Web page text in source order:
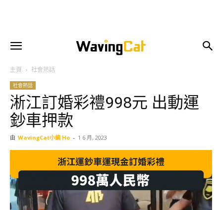
主頁 社會熱話
社會熱話
淅江訂婚彩禮998元 出動運
鈔車押款
由 WavingCat小編 Ho - 1 6 月, 2023